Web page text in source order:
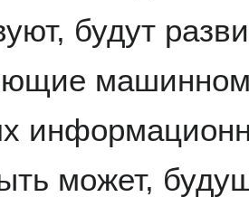
будут
может,